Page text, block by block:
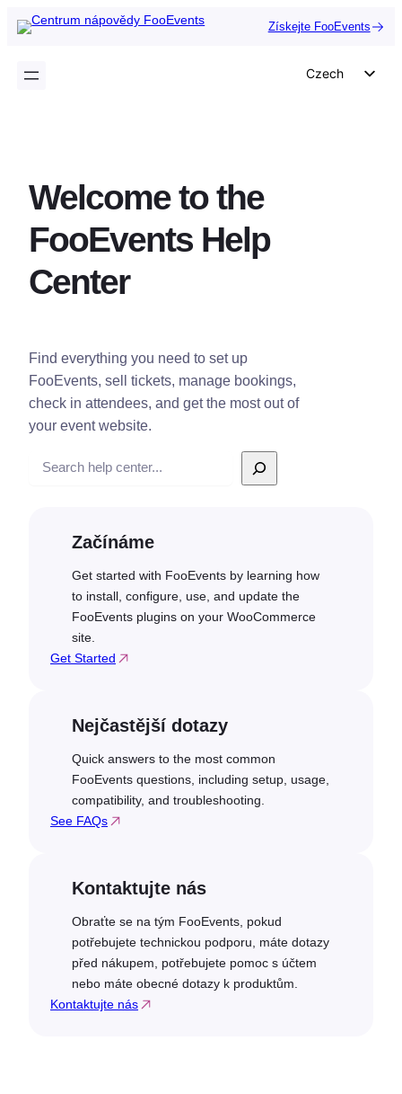
Přeskočit
na
Získejte FooEvents
Czech
Welcome to the
FooEvents Help
Center
Find everything you need to set up
FooEvents, sell tickets, manage bookings,
check in attendees, and get the most out of
your event website.
Vyhledávání
Začínáme
Get started with FooEvents by learning how
to install, configure, use, and update the
FooEvents plugins on your WooCommerce
site.
Get Started
Nejčastější dotazy
Quick answers to the most common
FooEvents questions, including setup, usage,
compatibility, and troubleshooting.
See FAQs
Kontaktujte nás
Obraťte se na tým FooEvents, pokud
potřebujete technickou podporu, máte dotazy
před nákupem, potřebujete pomoc s účtem
nebo máte obecné dotazy k produktům.
Kontaktujte nás